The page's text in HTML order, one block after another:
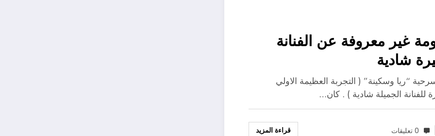
معلومة غير معروفة عن الفنانة
شادية
“ريا وسكينة” ( التجربة العظيمة الاولي
للفنانة الجميلة شادية ) . كان…
0 تعليقات قراءة المزيد